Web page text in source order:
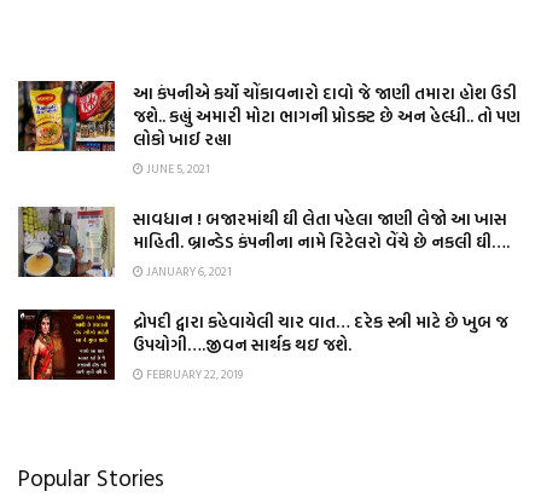
આ કંપનીએ કર્યો ચોંકાવનારો દાવો જે જાણી તમારા હોશ ઉડી
જશે.. કહ્યું અમારી મોટા ભાગની પ્રોડક્ટ છે અન હેલ્ધી.. તો પણ
લોકો ખાઈ રહ્યા
JUNE 5, 2021
સાવધાન ! બજારમાંથી ઘી લેતા પહેલા જાણી લેજો આ ખાસ
માહિતી. બ્રાન્ડેડ કંપનીના નામે રિટેલરો વેંચે છે નકલી ઘી….
JANUARY 6, 2021
દ્રોપદી દ્વારા કહેવાયેલી ચાર વાત… દરેક સ્ત્રી માટે છે ખુબ જ
ઉપયોગી….જીવન સાર્થક થઇ જશે.
FEBRUARY 22, 2019
Popular Stories